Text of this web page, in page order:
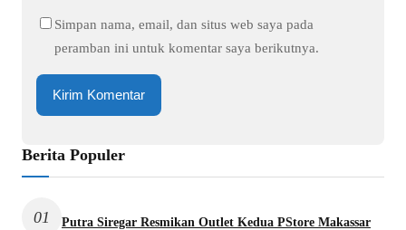
Simpan nama, email, dan situs web saya pada
peramban ini untuk komentar saya berikutnya.
Berita Populer
01
Putra Siregar Resmikan Outlet Kedua PStore Makassar